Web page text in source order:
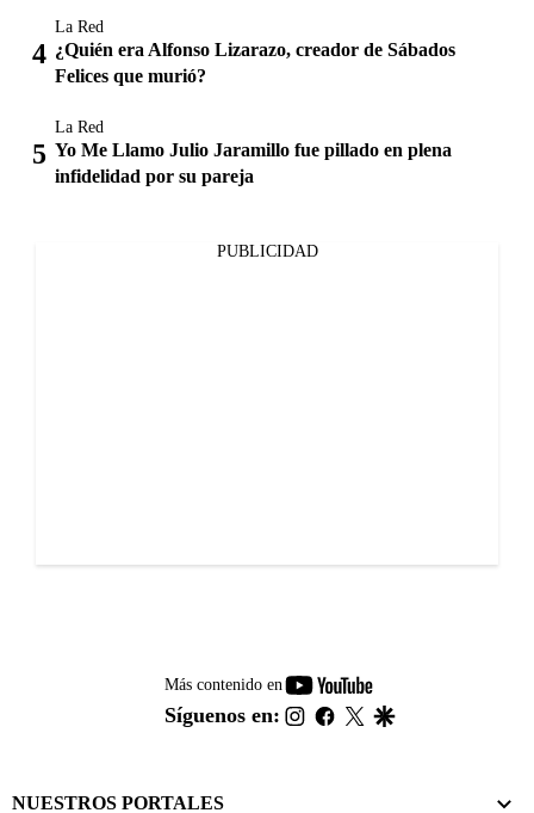
La Red
¿Quién era Alfonso Lizarazo, creador de Sábados
Felices que murió?
La Red
Yo Me Llamo Julio Jaramillo fue pillado en plena
infidelidad por su pareja
PUBLICIDAD
Más contenido en
youtube-
footer
Síguenos en: instagram
facebook
twitter
NUESTROS PORTALES